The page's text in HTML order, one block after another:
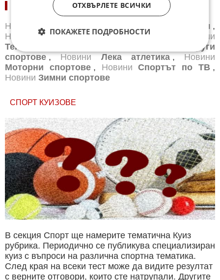
НОВИНИ ПО СПОРТОВЕ:
Новини Бг футбол Световен футбол ,
Новини
Баскетбол ,Новини Волейбол
Новини
Тенис
Други
спортове ,Новини Лека атлетика ,Новини
Моторни спортове , Новини Спортът по ТВ ,
Новини Зимни спортове
СПОРТ КУИЗОВЕ
В секция Спорт ще намерите тематична Куиз
рубрика. Периодично се публикува специализиран
куиз с въпроси на различна спортна тематика.
След края на всеки тест може да видите резултат
с верните отговори, които сте натрупали. Другите
ОТХВЪРЛЕТЕ ВСИЧКИ
ПОКАЖЕТЕ ПОДРОБНОСТИ